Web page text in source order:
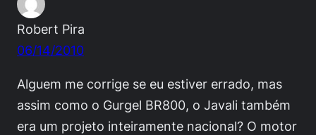
Robert Pira
06/14/2010
Alguem me corrige se eu estiver errado, mas
assim como o Gurgel BR800, o Javali também
era um projeto inteiramente nacional? O motor